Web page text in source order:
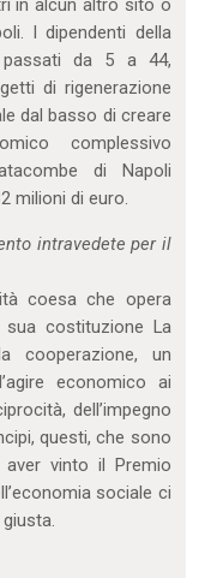
in alcun altro sito o
I dipendenti della
passati da 5 a 44,
di rigenerazione
dal basso di creare
complessivo
di Napoli
milioni di euro.
intravedete per il
coesa che opera
sua costituzione La
cooperazione, un
economico ai
dell’impegno
questi, che sono
aver vinto il Premio
sociale ci